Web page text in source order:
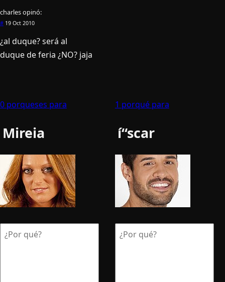
charlesopinó:
# 19 Oct 2010
¿al duque? será al
duque de feria ¿NO? jaja
0 porqueses para
Mireia
1 porqué para
í“scar